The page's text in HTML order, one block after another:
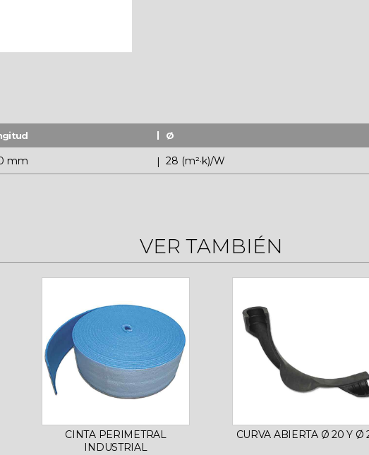
Ø
mm 28 (m²·k)/W
VER TAMBIÉN
CINTA PERIMETRAL
INDUSTRIAL
CURVA ABIERTA Ø 20 Y Ø